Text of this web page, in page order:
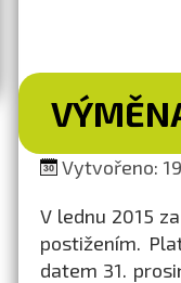
Vytvořeno:
V lednu 2015
postižením.
datem 31.